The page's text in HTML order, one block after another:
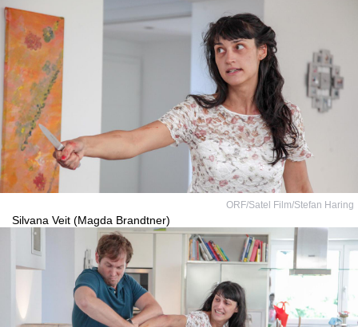
ORF/Satel Film/Stefan Haring
Silvana Veit (Magda Brandtner)